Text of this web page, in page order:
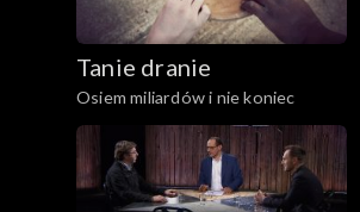
Tanie dranie
Osiem miliardów i nie koniec